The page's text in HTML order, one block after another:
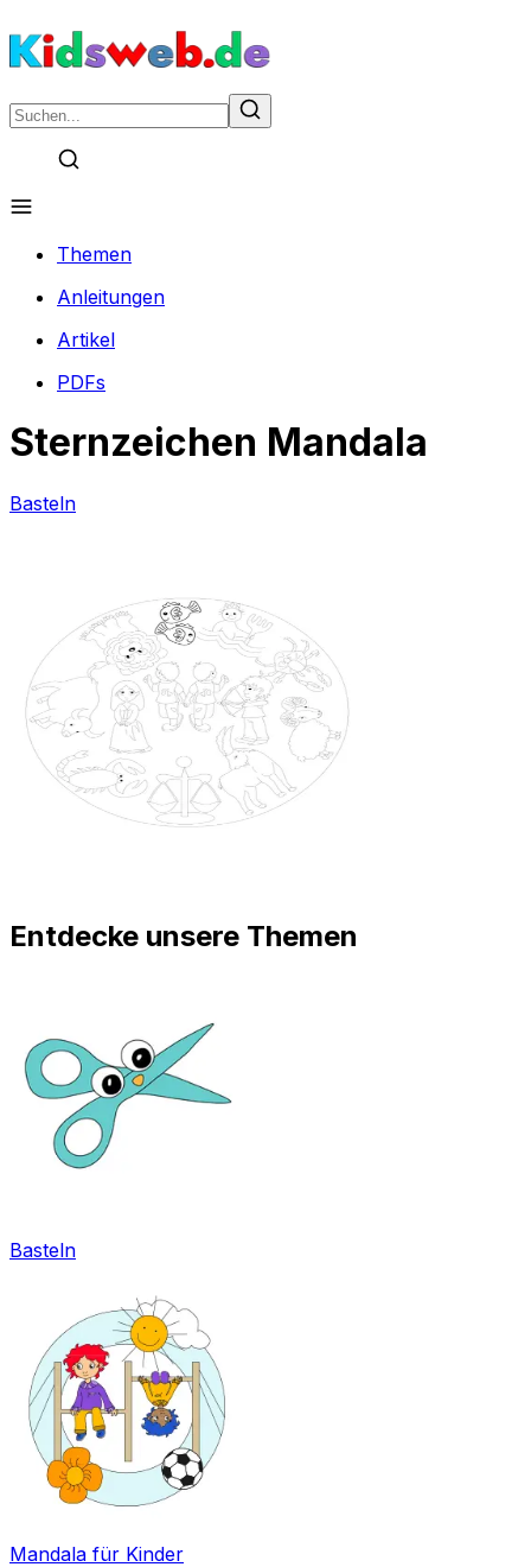
Themen
Anleitungen
Artikel
PDFs
Sternzeichen Mandala
Basteln
Entdecke unsere Themen
Basteln
Mandala für Kinder